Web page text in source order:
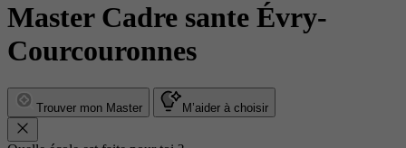
Master Cadre sante Évry-
Courcouronnes
Trouver mon Master M’aider à choisir